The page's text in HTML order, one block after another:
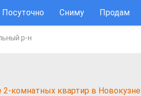
Посуточно Сниму Продам
р-н
2-комнатных квартир в